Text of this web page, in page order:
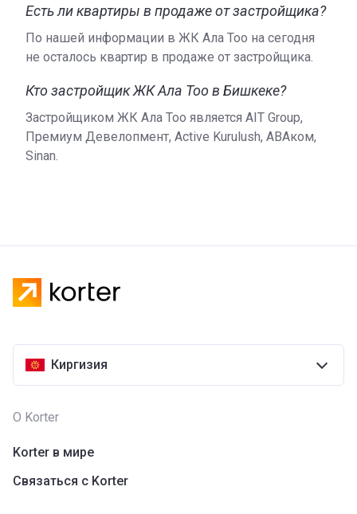
Есть ли квартиры в продаже от застройщика?
По нашей информации в ЖК Ала Тоо на сегодня
не осталось квартир в продаже от застройщика.
Кто застройщик ЖК Ала Тоо в Бишкеке?
Застройщиком ЖК Ала Тоо является AIT Group,
Премиум Девелопмент, Active Kurulush, АВАком,
Sinan.
Киргизия
О Korter
Korter в мире
Связаться с Korter